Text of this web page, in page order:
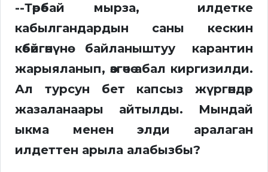
--Төрөбай мырза, илдетке
кабылгандардын саны кескин
көбөйгөнүнө байланыштуу карантин
жарыяланып, өзгөчө абал киргизилди.
Ал турсун бет капсыз жүргөндөр
жазаланаары айтылды. Мындай
ыкма менен элди аралаган
илдеттен арыла алабызбы?